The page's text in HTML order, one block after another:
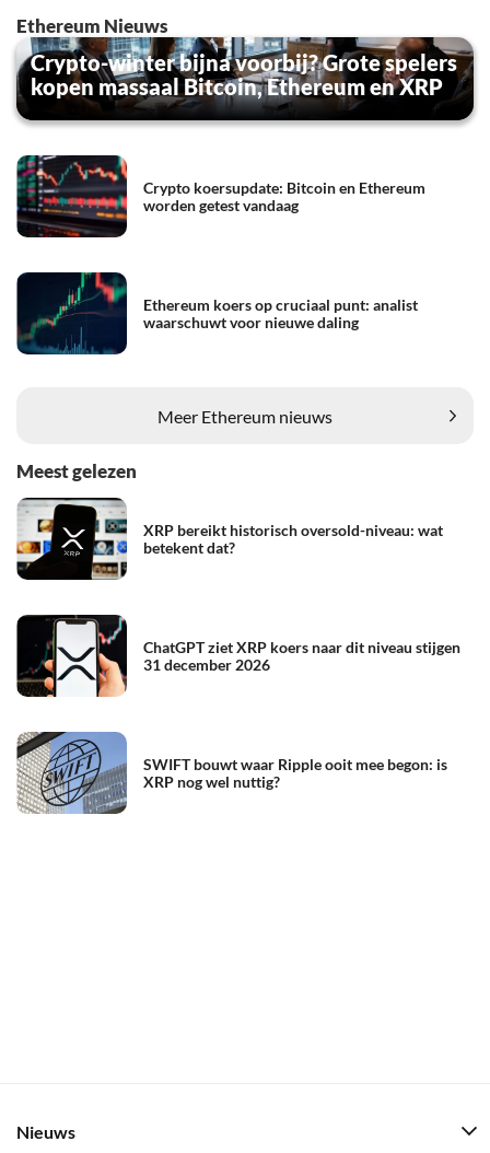
Ethereum Nieuws
Crypto-winter bijna voorbij? Grote spelers
kopen massaal Bitcoin, Ethereum en XRP
Crypto koersupdate: Bitcoin en Ethereum
worden getest vandaag
Ethereum koers op cruciaal punt: analist
waarschuwt voor nieuwe daling
Meer Ethereum nieuws
Meest gelezen
XRP bereikt historisch oversold-niveau: wat
betekent dat?
ChatGPT ziet XRP koers naar dit niveau stijgen
31 december 2026
SWIFT bouwt waar Ripple ooit mee begon: is
XRP nog wel nuttig?
Nieuws